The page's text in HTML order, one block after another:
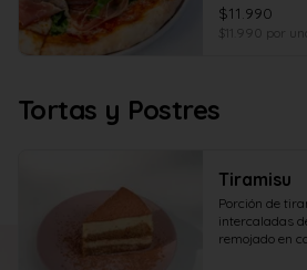
$11.990
$11.990 por
Tortas y Postres
Tiramisu
Porción de
intercaladas
remojado en